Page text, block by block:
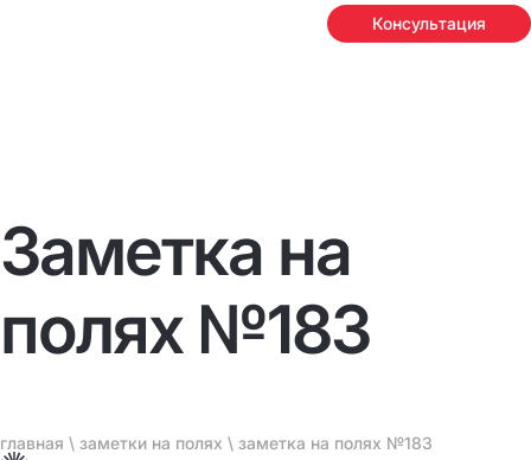
Консультация
Заметка на
полях №183
главная \ заметки на полях \ заметка на полях №183